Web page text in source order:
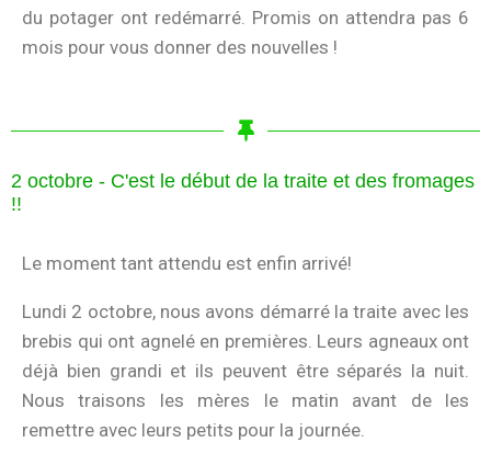
du potager ont redémarré. Promis on attendra pas 6
mois pour vous donner des nouvelles !
2 octobre - C'est le début de la traite et des fromages
!!
Le moment tant attendu est enfin arrivé!
Lundi 2 octobre, nous avons démarré la traite avec les
brebis qui ont agnelé en premières. Leurs agneaux ont
déjà bien grandi et ils peuvent être séparés la nuit.
Nous traisons les mères le matin avant de les
remettre avec leurs petits pour la journée.